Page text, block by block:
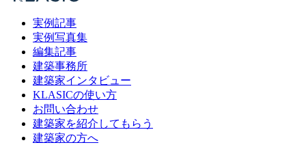
実例記事
実例写真集
編集記事
建築事務所
建築家インタビュー
KLASICの使い方
お問い合わせ
建築家を紹介してもらう
建築家の方へ